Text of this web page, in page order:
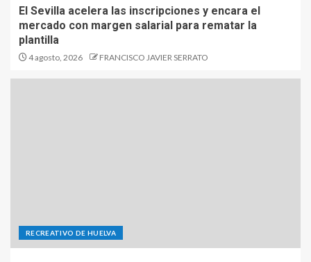
El Sevilla acelera las inscripciones y encara el
mercado con margen salarial para rematar la
plantilla
4 agosto, 2026 FRANCISCO JAVIER SERRATO
RECREATIVO DE HUELVA